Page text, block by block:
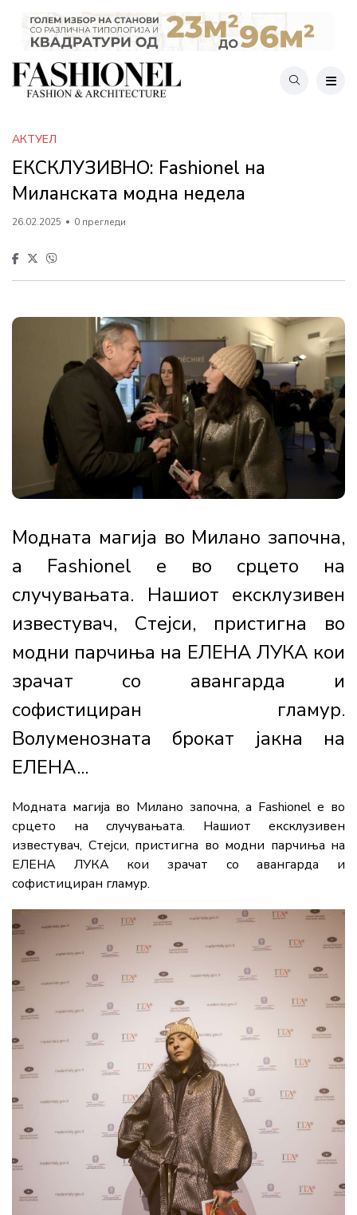
АКТУЕЛ
ЕКСКЛУЗИВНО: Fashionel на
Миланската модна недела
26.02.2025 0 прегледи
Модната магија во Милано започна,
а Fashionel е во срцето на
случувањата. Нашиот ексклузивен
известувач, Стејси, пристигна во
модни парчиња на ЕЛЕНА ЛУКА кои
зрачат со авангарда и
софистициран гламур.
Волуменозната брокат јакна на
ЕЛЕНА...
Модната магија во Милано започна, а Fashionel е во
срцето на случувањата. Нашиот ексклузивен
известувач, Стејси, пристигна во модни парчиња на
ЕЛЕНА ЛУКА кои зрачат со авангарда и
софистициран гламур.